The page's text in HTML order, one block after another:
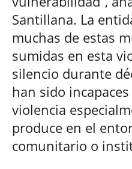
Santillana. La
muchas de estas
sumidas en esta
silencio durante
han sido
violencia
produce en el
comunitario o